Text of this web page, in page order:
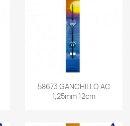
58673 GANCHILLO AC
1,25mm 12cm